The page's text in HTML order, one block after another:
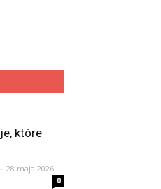
które
- 28 maja 2026
0